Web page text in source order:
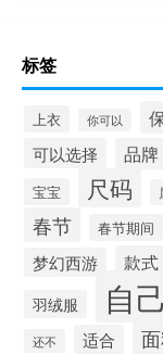
标签
上衣 你可以
可以选择 品牌
宝宝 尺码
春节 春节期间
梦幻西游 款式
羽绒服 自
还不 适合